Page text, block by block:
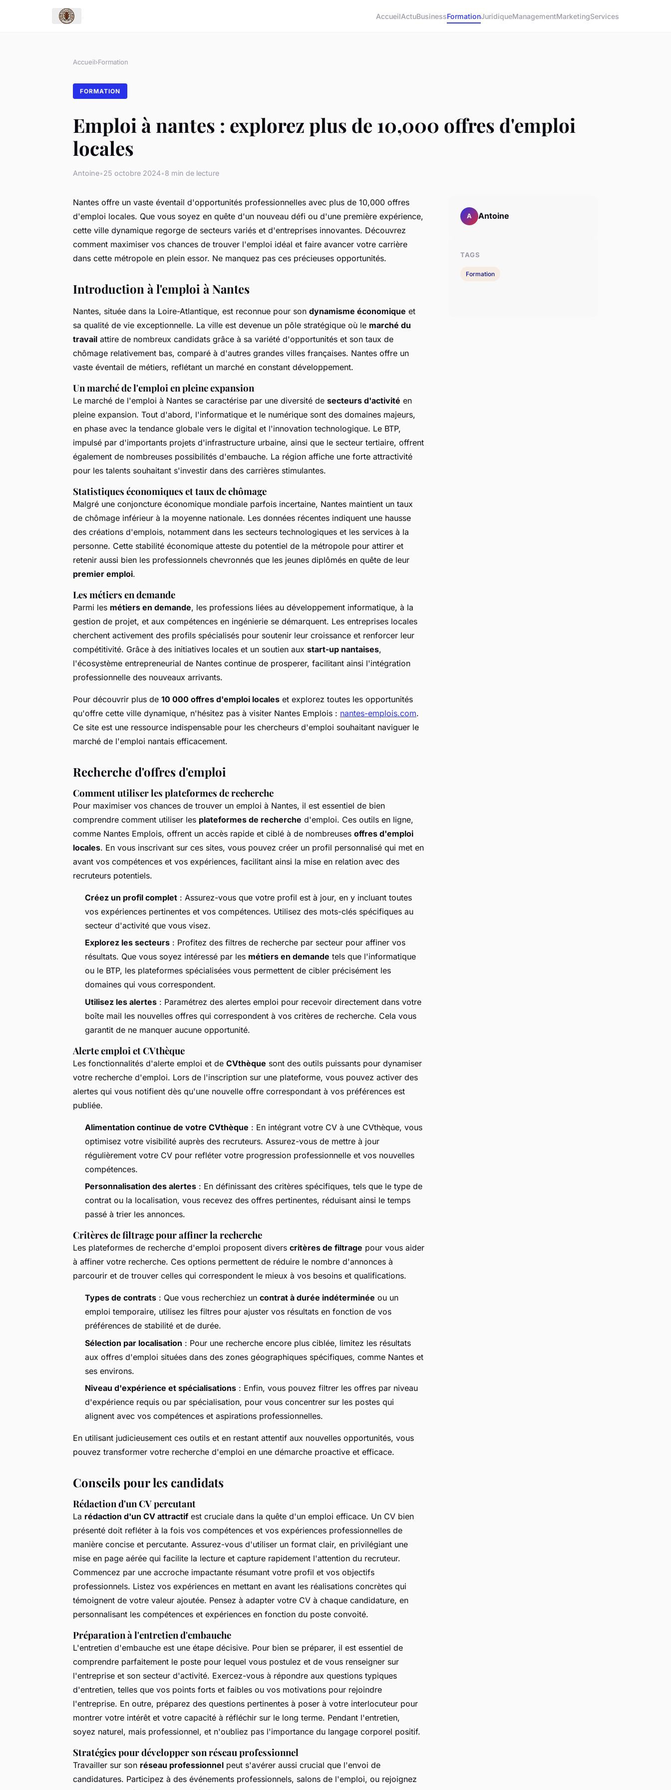
AccueilActuBusinessFormationJuridiqueManagementMarketingServices
Accueil›Formation
FORMATION
Emploi à nantes : explorez plus de 10,000 offres d'emploi
locales
Antoine•25 octobre 2024•8 min de lecture
Nantes offre un vaste éventail d'opportunités professionnelles avec plus de 10,000 offres
d'emploi locales. Que vous soyez en quête d'un nouveau défi ou d'une première expérience,
cette ville dynamique regorge de secteurs variés et d'entreprises innovantes. Découvrez
comment maximiser vos chances de trouver l'emploi idéal et faire avancer votre carrière
dans cette métropole en plein essor. Ne manquez pas ces précieuses opportunités.
Introduction à l'emploi à Nantes
Nantes, située dans la Loire-Atlantique, est reconnue pour son dynamisme économique et
sa qualité de vie exceptionnelle. La ville est devenue un pôle stratégique où le marché du
travail attire de nombreux candidats grâce à sa variété d'opportunités et son taux de
chômage relativement bas, comparé à d'autres grandes villes françaises. Nantes offre un
vaste éventail de métiers, reflétant un marché en constant développement.
Un marché de l'emploi en pleine expansion
Le marché de l'emploi à Nantes se caractérise par une diversité de secteurs d'activité en
pleine expansion. Tout d'abord, l'informatique et le numérique sont des domaines majeurs,
en phase avec la tendance globale vers le digital et l'innovation technologique. Le BTP,
impulsé par d'importants projets d'infrastructure urbaine, ainsi que le secteur tertiaire, offrent
également de nombreuses possibilités d'embauche. La région affiche une forte attractivité
pour les talents souhaitant s'investir dans des carrières stimulantes.
Statistiques économiques et taux de chômage
Malgré une conjoncture économique mondiale parfois incertaine, Nantes maintient un taux
de chômage inférieur à la moyenne nationale. Les données récentes indiquent une hausse
des créations d'emplois, notamment dans les secteurs technologiques et les services à la
personne. Cette stabilité économique atteste du potentiel de la métropole pour attirer et
retenir aussi bien les professionnels chevronnés que les jeunes diplômés en quête de leur
premier emploi.
Les métiers en demande
Parmi les métiers en demande, les professions liées au développement informatique, à la
gestion de projet, et aux compétences en ingénierie se démarquent. Les entreprises locales
cherchent activement des profils spécialisés pour soutenir leur croissance et renforcer leur
compétitivité. Grâce à des initiatives locales et un soutien aux start-up nantaises,
l'écosystème entrepreneurial de Nantes continue de prosperer, facilitant ainsi l'intégration
professionnelle des nouveaux arrivants.
Pour découvrir plus de 10 000 offres d'emploi locales et explorez toutes les opportunités
qu'offre cette ville dynamique, n'hésitez pas à visiter Nantes Emplois : nantes-emplois.com.
Ce site est une ressource indispensable pour les chercheurs d'emploi souhaitant naviguer le
marché de l'emploi nantais efficacement.
Recherche d'offres d'emploi
Comment utiliser les plateformes de recherche
Pour maximiser vos chances de trouver un emploi à Nantes, il est essentiel de bien
comprendre comment utiliser les plateformes de recherche d'emploi. Ces outils en ligne,
comme Nantes Emplois, offrent un accès rapide et ciblé à de nombreuses offres d'emploi
locales. En vous inscrivant sur ces sites, vous pouvez créer un profil personnalisé qui met en
avant vos compétences et vos expériences, facilitant ainsi la mise en relation avec des
recruteurs potentiels.
Créez un profil complet : Assurez-vous que votre profil est à jour, en y incluant toutes
vos expériences pertinentes et vos compétences. Utilisez des mots-clés spécifiques au
secteur d'activité que vous visez.
Explorez les secteurs : Profitez des filtres de recherche par secteur pour affiner vos
résultats. Que vous soyez intéressé par les métiers en demande tels que l'informatique
ou le BTP, les plateformes spécialisées vous permettent de cibler précisément les
domaines qui vous correspondent.
Utilisez les alertes : Paramétrez des alertes emploi pour recevoir directement dans votre
boîte mail les nouvelles offres qui correspondent à vos critères de recherche. Cela vous
garantit de ne manquer aucune opportunité.
Alerte emploi et CVthèque
Les fonctionnalités d'alerte emploi et de CVthèque sont des outils puissants pour dynamiser
votre recherche d'emploi. Lors de l'inscription sur une plateforme, vous pouvez activer des
alertes qui vous notifient dès qu'une nouvelle offre correspondant à vos préférences est
publiée.
Alimentation continue de votre CVthèque : En intégrant votre CV à une CVthèque, vous
optimisez votre visibilité auprès des recruteurs. Assurez-vous de mettre à jour
régulièrement votre CV pour refléter votre progression professionnelle et vos nouvelles
compétences.
Personnalisation des alertes : En définissant des critères spécifiques, tels que le type de
contrat ou la localisation, vous recevez des offres pertinentes, réduisant ainsi le temps
passé à trier les annonces.
Critères de filtrage pour affiner la recherche
Les plateformes de recherche d'emploi proposent divers critères de filtrage pour vous aider
à affiner votre recherche. Ces options permettent de réduire le nombre d'annonces à
parcourir et de trouver celles qui correspondent le mieux à vos besoins et qualifications.
Types de contrats : Que vous recherchiez un contrat à durée indéterminée ou un
emploi temporaire, utilisez les filtres pour ajuster vos résultats en fonction de vos
préférences de stabilité et de durée.
Sélection par localisation : Pour une recherche encore plus ciblée, limitez les résultats
aux offres d'emploi situées dans des zones géographiques spécifiques, comme Nantes et
ses environs.
Niveau d'expérience et spécialisations : Enfin, vous pouvez filtrer les offres par niveau
d'expérience requis ou par spécialisation, pour vous concentrer sur les postes qui
alignent avec vos compétences et aspirations professionnelles.
En utilisant judicieusement ces outils et en restant attentif aux nouvelles opportunités, vous
pouvez transformer votre recherche d'emploi en une démarche proactive et efficace.
Conseils pour les candidats
Rédaction d'un CV percutant
La rédaction d'un CV attractifest cruciale dans la quête d'un emploi efficace. Un CV bien
présenté doit refléter à la fois vos compétences et vos expériences professionnelles de
manière concise et percutante. Assurez-vous d'utiliser un format clair, en privilégiant une
mise en page aérée qui facilite la lecture et capture rapidement l'attention du recruteur.
Commencez par une accroche impactante résumant votre profil et vos objectifs
professionnels. Listez vos expériences en mettant en avant les réalisations concrètes qui
témoignent de votre valeur ajoutée. Pensez à adapter votre CV à chaque candidature, en
personnalisant les compétences et expériences en fonction du poste convoité.
Préparation à l'entretien d'embauche
L'entretien d'embauche est une étape décisive. Pour bien se préparer, il est essentiel de
comprendre parfaitement le poste pour lequel vous postulez et de vous renseigner sur
l'entreprise et son secteur d'activité. Exercez-vous à répondre aux questions typiques
d'entretien, telles que vos points forts et faibles ou vos motivations pour rejoindre
l'entreprise. En outre, préparez des questions pertinentes à poser à votre interlocuteur pour
montrer votre intérêt et votre capacité à réfléchir sur le long terme. Pendant l'entretien,
soyez naturel, mais professionnel, et n'oubliez pas l'importance du langage corporel positif.
Stratégies pour développer son réseau professionnel
Travailler sur son réseau professionnel peut s'avérer aussi crucial que l'envoi de
candidatures. Participez à des événements professionnels, salons de l'emploi, ou rejoignez
A Antoine
TAGS
Formation